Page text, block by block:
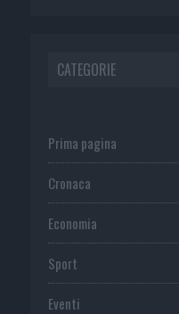
CATEGORIE
Prima pagina
Cronaca
Economia
Sport
Eventi